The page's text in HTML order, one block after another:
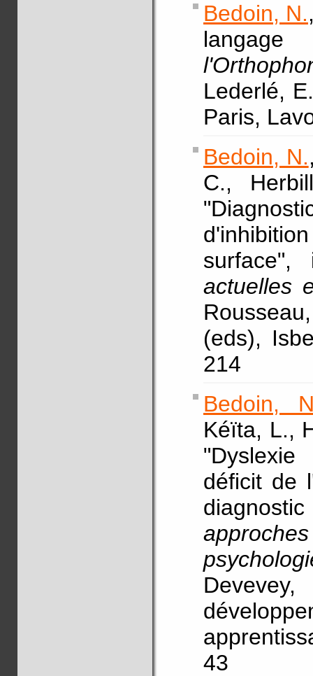
Bedoin, N.
Lederlé,
Paris,
Bedoin, N.
C.,
actuelles
(eds),
214
Bedoin,
Kéïta, L.,
déficit de
43